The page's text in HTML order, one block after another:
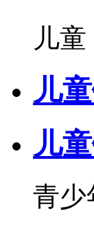
儿童
儿
儿
青少